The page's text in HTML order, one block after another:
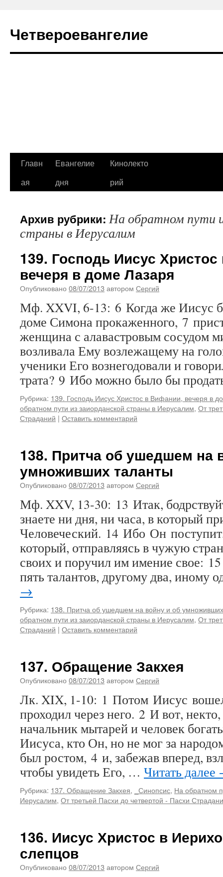
Четвероевангелие
Перейти
Главн
ая
Евангелие
дня
Кинолекто
рий
Архив рубрики:На обратном пути
страны в Иерусалим
139. Господь Иисус
вечеря в доме Лазаря
Опубликовано 08/07/2013 автором Сергий
Мф. XXVI, 6-13: 6 Когда же Иисус
доме Симона прокаженного, 7
женщина с алавастровым сосудом
возливала Ему возлежащему на
ученики Его вознегодовали и
трата? 9 Ибо можно было бы
Рубрика: 139. Господь Иисус Христос в Вифании, вечеря в
обратном пути из заиорданской страны в Иерусалим, От
Страданий | Оставить комментарий
138. Притча об ушедшем на
умноживших таланты
Опубликовано 08/07/2013 автором Сергий
Мф. XXV, 13-30: 13 Итак,
знаете ни дня, ни часа, в который
Человеческий. 14 Ибо Он
который, отправляясь в чужую
своих и поручил им имение свое:
пять талантов, другому два, иному
→
Рубрика: 138. Притча об ушедшем на войну и об
обратном пути из заиорданской страны в Иерусалим, От
Страданий | Оставить комментарий
137. Обращение Закхея
Опубликовано 08/07/2013 автором Сергий
Лк. XIX, 1-10: 1 Потом Иисус
проходил через него. 2 И вот,
начальник мытарей и человек
Иисуса, кто Он, но не мог за
был ростом, 4 и, забежав вперед,
чтобы увидеть Его, … Читать далее
Рубрика: 137. Обращение Закхея, _Синопсис, На обратном
Иерусалим, От третьей Пасхи до четвертой - Пасхи
136. Иисус Христос в
слепцов
Опубликовано 08/07/2013 автором Сергий